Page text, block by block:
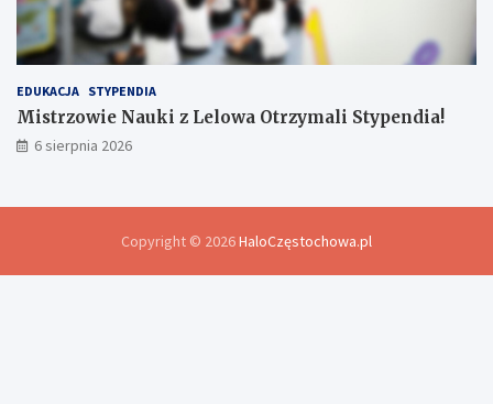
EDUKACJA STYPENDIA
Mistrzowie Nauki z Lelowa Otrzymali Stypendia!
6 sierpnia 2026
Copyright © 2026HaloCzęstochowa.pl